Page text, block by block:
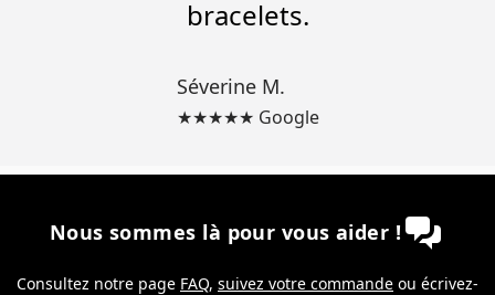
bracelets.
Séverine M.
★★★★★ Google
Nous sommes là pour vous aider !
Consultez notre page FAQ, suivez votre commande ou écrivez-